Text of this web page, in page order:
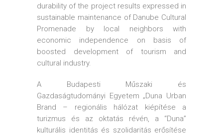
durability of the project results expressed in
sustainable maintenance of Danube Cultural
Promenade by local neighbors with
economic independence on basis of
boosted development of tourism and
cultural industry.
A Budapesti Műszaki és
Gazdaságtudományi Egyetem „Duna Urban
Brand – regionális hálózat kiépítése a
turizmus és az oktatás révén, a “Duna”
kulturális identitás és szolidaritás erősítése